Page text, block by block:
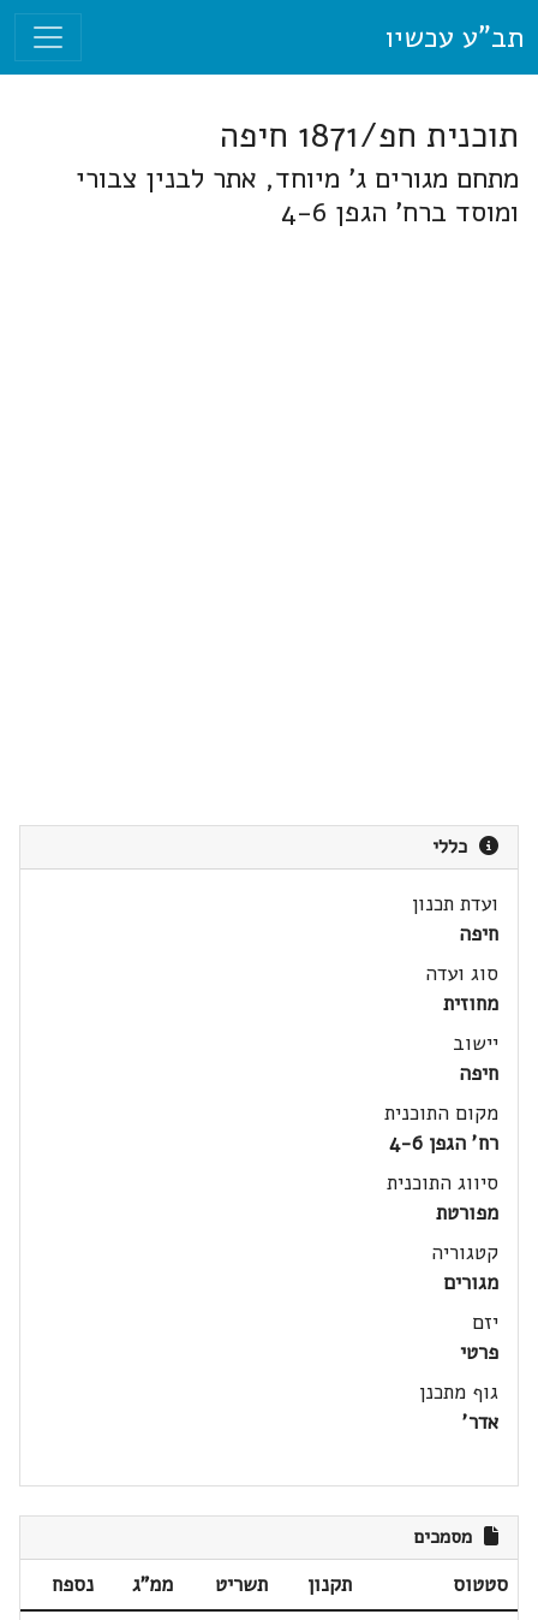
תב"ע עכשיו
תוכנית חפ/1871 חיפה
מתחם מגורים ג' מיוחד, אתר לבנין צבורי
ומוסד ברח' הגפן 4-6
כללי
ועדת תכנון
חיפה
סוג ועדה
מחוזית
יישוב
חיפה
מקום התוכנית
רח' הגפן 4-6
סיווג התוכנית
מפורטת
קטגוריה
מגורים
יזם
פרטי
גוף מתכנן
אדר'
מסמכים
סטטוס תקנון תשריט ממ"ג
נספח